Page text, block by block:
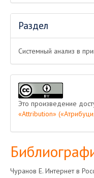
Раздел
Системный анализ в
Это произведение
«Attribution»
Чуранов Е. Интернет в